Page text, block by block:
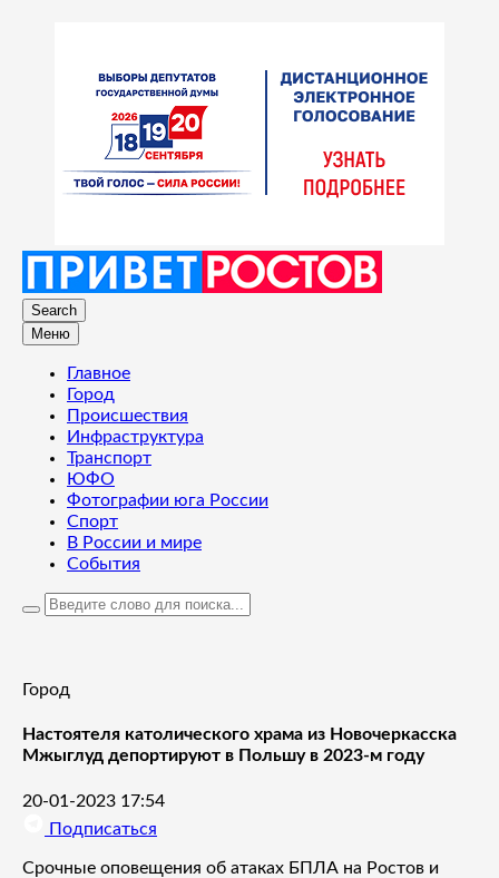
Search
Меню
Главное
Город
Происшествия
Инфраструктура
Транспорт
ЮФО
Фотографии юга России
Спорт
В России и мире
События
Город
Настоятеля католического храма из Новочеркасска
Мжыглуд депортируют в Польшу в 2023-м году
20-01-2023 17:54
Подписаться
Срочные оповещения об атаках БПЛА на Ростов и